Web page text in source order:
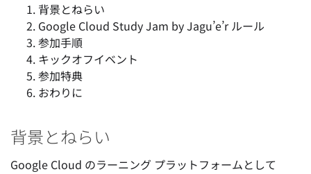
背景とねらい
Google Cloud Study Jam by Jagu’e’r ルール
参加手順
キックオフイベント
参加特典
おわりに
背景とねらい
Google Cloud のラーニング プラットフォームとして